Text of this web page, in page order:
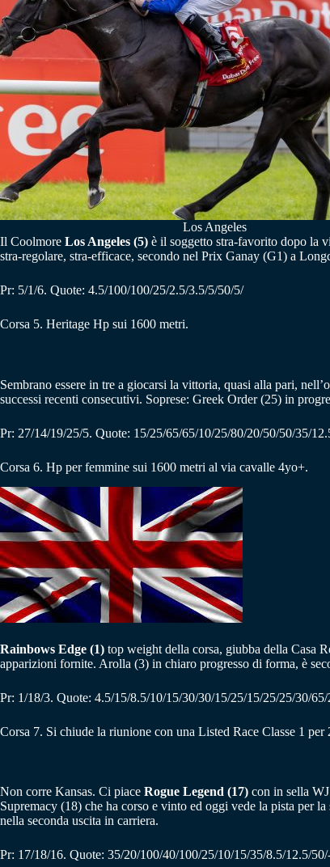
Los Angeles
Il Coolmore Los Angeles (5) è il soggetto stra-favorito dopo la
stra-regolare, stra-efficace, secondo nel Prix Ganay (G1) a
Pr: 5/1/6. Quote: 4.5/100/100/25/2.5/3.5/5/50/5/
Corsa 5. Heritage Hp sui 1600 metri.
Sembrano essere in tre a giocarsi la vittoria, quasi alla pari,
successi recenti consecutivi. Soprese: Greek Order (25) in
Pr: 27/14/19/25/5. Quote: 15/25/65/65/10/25/80/20/50/50/35/
Corsa 6. Hp per femmine sui 1600 metri al via cavalle 4yo+.
Rainbows Edge (1) top weight della corsa, giubba della Casa
apparizioni fornite. Arolla (3) in chiaro progresso di forma, è
Pr: 1/18/3. Quote: 4.5/15/8.5/10/15/30/30/15/25/15/25/25/30/
Corsa 7. Si chiude la riunione con una Listed Race Classe 1
Non corre Kansas. Ci piace Rogue Legend (17) con in sella
Supremacy (18) che ha corso e vinto ed oggi vede la pista per
nella seconda uscita in carriera.
Pr: 17/18/16. Quote: 35/20/100/40/100/25/10/15/35/8.5/12.5/